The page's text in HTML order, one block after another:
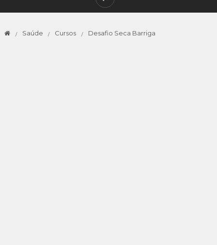
Saúde Cursos Desafio Seca Barriga